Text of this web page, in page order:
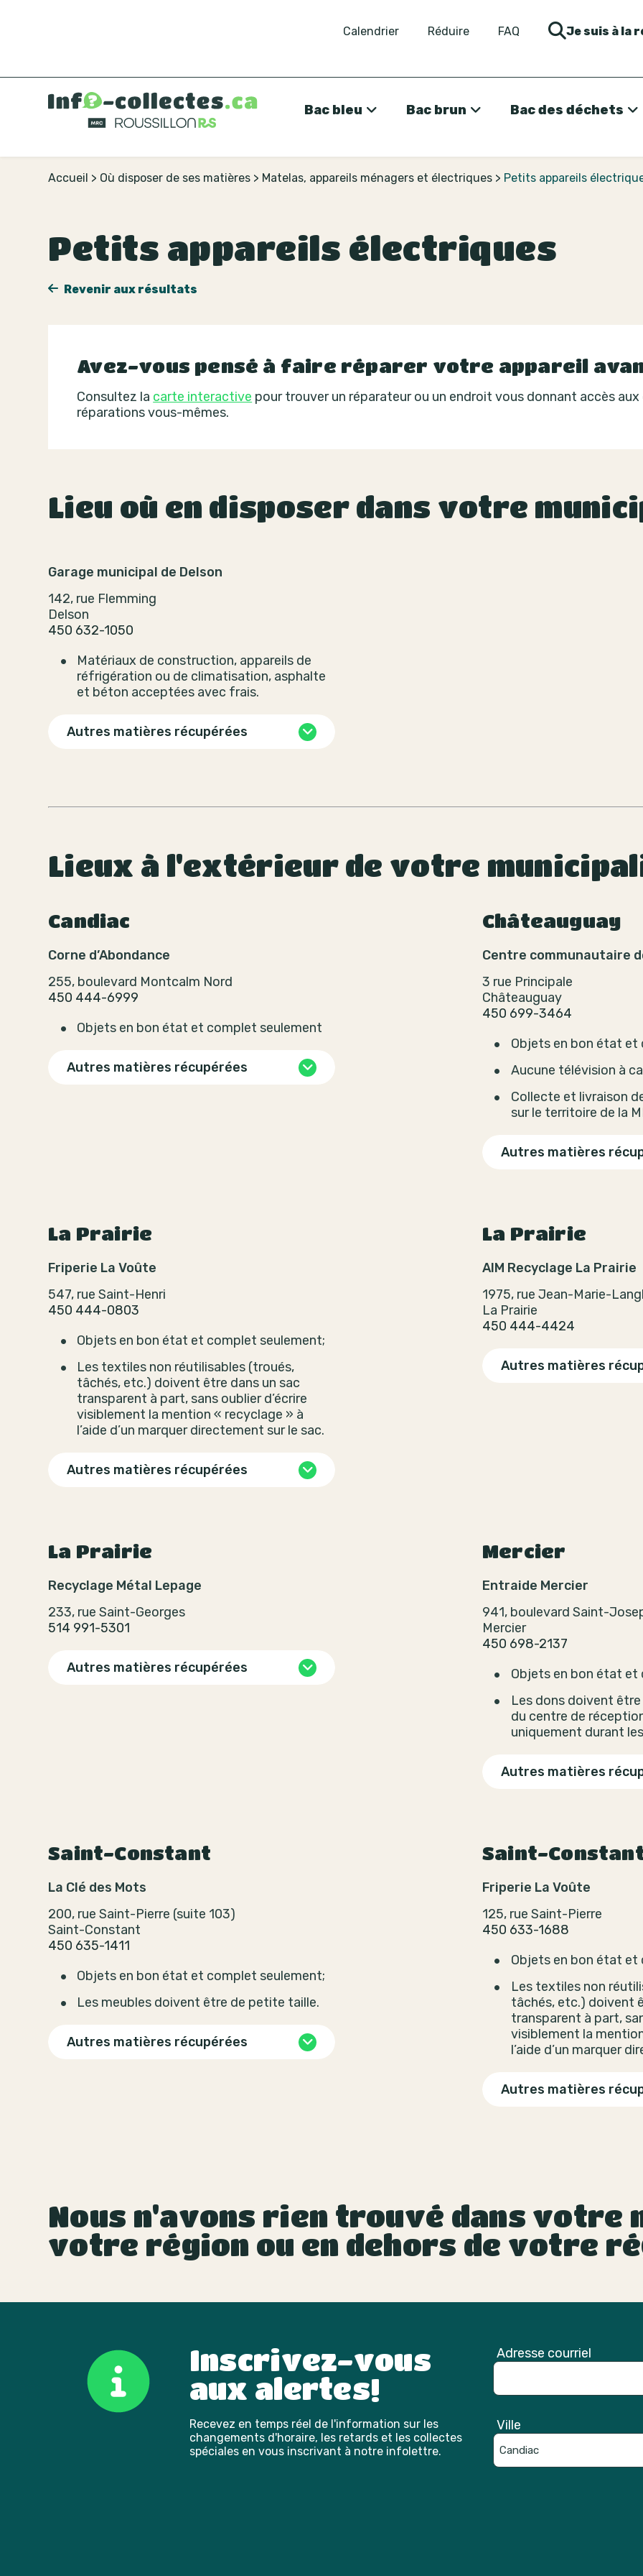
Calendrier Réduire FAQ Je suis à la
Bac bleu Bac brun Bac des déchets
Accueil > Où disposer de ses matières > Matelas, appareils ménagers et électriques > Petits appareils
Petits appareils électriques
Revenir aux résultats
Avez-vous pensé à faire réparer votre appareil
Consultez la carte interactive pour trouver un réparateur ou un endroit vous donnant accès
réparations vous-mêmes.
Lieu où en disposer dans votre
Garage municipal de Delson
142, rue Flemming
Delson
450 632-1050
Matériaux de construction, appareils de
réfrigération ou de climatisation, asphalte
et béton acceptées avec frais.
Autres matières récupérées
Lieux à l'extérieur de votre
Candiac
Corne d’Abondance
255, boulevard Montcalm Nord
450 444-6999
Objets en bon état et complet seulement
Autres matières récupérées
Châteauguay
Centre communautaire
3 rue Principale
Châteauguay
450 699-3464
Objets en bon état et
Aucune télévision à
Collecte et livraison
sur le territoire de la
Autres matières
La Prairie
Friperie La Voûte
547, rue Saint-Henri
450 444-0803
Objets en bon état et complet seulement;
Les textiles non réutilisables (troués,
tâchés, etc.) doivent être dans un sac
transparent à part, sans oublier d’écrire
visiblement la mention « recyclage » à
l’aide d’un marquer directement sur le sac.
Autres matières récupérées
La Prairie
AIM Recyclage La Prairie
1975, rue Jean-Marie-
La Prairie
450 444-4424
Autres matières
La Prairie
Recyclage Métal Lepage
233, rue Saint-Georges
514 991-5301
Autres matières récupérées
Mercier
Entraide Mercier
941, boulevard Saint-
Mercier
450 698-2137
Objets en bon état et
Les dons doivent être
du centre de
uniquement durant
Autres matières
Saint-Constant
La Clé des Mots
200, rue Saint-Pierre (suite 103)
Saint-Constant
450 635-1411
Objets en bon état et complet seulement;
Les meubles doivent être de petite taille.
Autres matières récupérées
Saint-
Friperie La Voûte
125, rue Saint-Pierre
450 633-1688
Objets en bon état et
Les textiles non
tâchés, etc.) doivent
transparent à part,
visiblement la
l’aide d’un marquer
Autres matières
Nous n'avons rien trouvé dans votre
votre région ou en dehors de votre
Inscrivez-vous
aux alertes!
Recevez en temps réel de l'information sur les
changements d'horaire, les retards et les collectes
spéciales en vous inscrivant à notre infolettre.
Adresse courriel
Ville